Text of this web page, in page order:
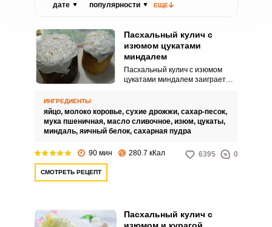
дате
популярности ЕЩЕ
Пасхальный кулич с
изюмом цукатами
миндалем
Пасхальный кулич с изюмом
цукатами миндалем заиграет
придаст выпечке особый
приятный аромат, а цукаты
послужат отличной начинкой.
ИНГРЕДИЕНТЫ
яйцо, молоко коровье, сухие дрожжи, сахар-песок,
мука пшеничная, масло сливочное, изюм, цукаты,
миндаль, яичный белок, сахарная пудра
90 мин 280.7 кКал 6395 0
СМОТРЕТЬ РЕЦЕПТ
Пасхальный кулич с